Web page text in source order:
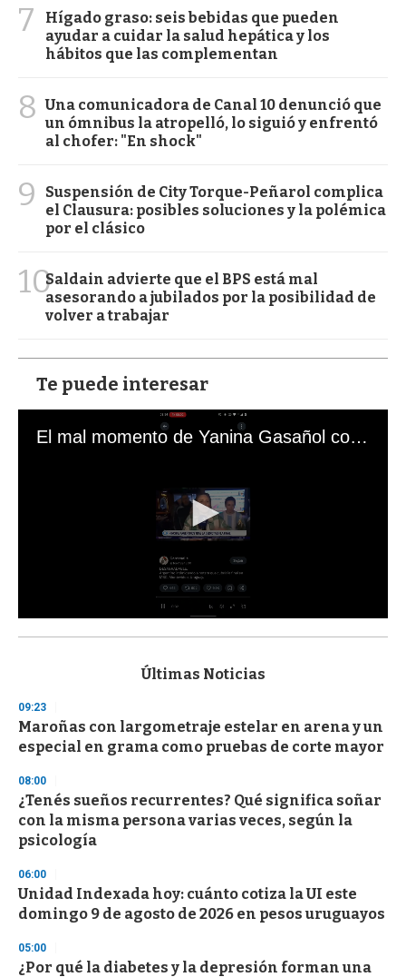
7
Hígado graso: seis bebidas que pueden
ayudar a cuidar la salud hepática y los
hábitos que las complementan
8 Una comunicadora de Canal 10 denunció que
un ómnibus la atropelló, lo siguió y enfrentó
al chofer: "En shock"
9
Suspensión de City Torque-Peñarol complica
el Clausura: posibles soluciones y la polémica
por el clásico
10Saldain advierte que el BPS está mal
asesorando a jubilados por la posibilidad de
volver a trabajar
Te puede interesar
El mal momento de Yanina Gasañol con un hincha argentino en "Subrayado"
s
d
s
o
f
3
s
e
c
o
d
s
Últimas Noticias
09:23
Maroñas con largometraje estelar en arena y un
especial en grama como pruebas de corte mayor
08:00
¿Tenés sueños recurrentes? Qué significa soñar
con la misma persona varias veces, según la
psicología
06:00
Unidad Indexada hoy: cuánto cotiza la UI este
domingo 9 de agosto de 2026 en pesos uruguayos
05:00
¿Por qué la diabetes y la depresión forman una